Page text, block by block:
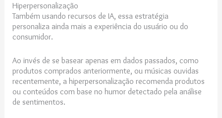
Hiperpersonalização
Também usando recursos de IA, essa estratégia
personaliza ainda mais a experiência do usuário ou do
consumidor.
Ao invés de se basear apenas em dados passados, como
produtos comprados anteriormente, ou músicas ouvidas
recentemente, a hiperpersonalização recomenda produtos
ou conteúdos com base no humor detectado pela análise
de sentimentos.